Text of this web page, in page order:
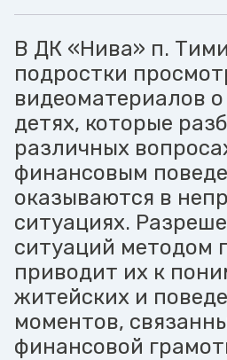
В ДК «Нива» п.
подростки
видеоматериалов
детях, которые
различных
финансовым
оказываются в
ситуациях.
ситуаций методом
приводит их к
житейских и
моментов,
финансовой